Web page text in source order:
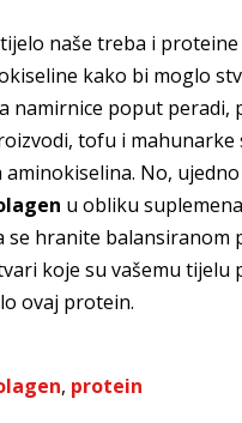
naše treba i proteine
kako bi moglo
namirnice poput peradi,
tofu i mahunarke
aminokiselina. No,
u obliku
se hranite balansiranom
koje su vašemu tijelu
ovaj protein.
, protein